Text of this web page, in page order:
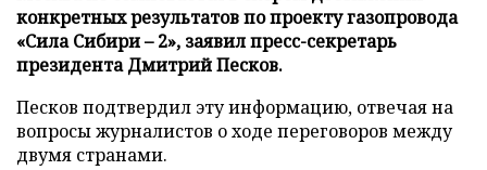
конкретных результатов по проекту газопровода
«Сила Сибири – 2», заявил пресс-секретарь
президента Дмитрий Песков.
Песков подтвердил эту информацию, отвечая на
вопросы журналистов о ходе переговоров между
двумя странами.